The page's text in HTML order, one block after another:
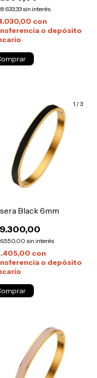
sin interés
con
o depósito
1 /3
Black 6mm
sin interés
con
o depósito